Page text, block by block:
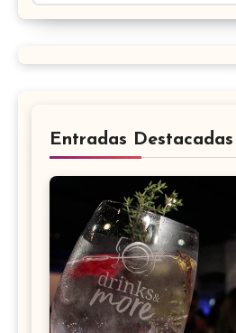
Entradas Destacadas